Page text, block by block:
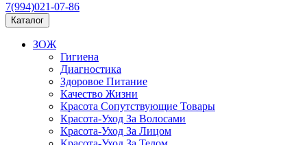
7(994)021-07-86
Каталог
ЗОЖ
Гигиена
Диагностика
Здоровое Питание
Качество Жизни
Красота Сопутствующие Товары
Красота-Уход За Волосами
Красота-Уход За Лицом